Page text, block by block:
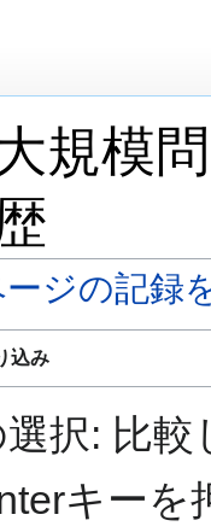
大規模
ジの記録
込み
選択: 比
キー